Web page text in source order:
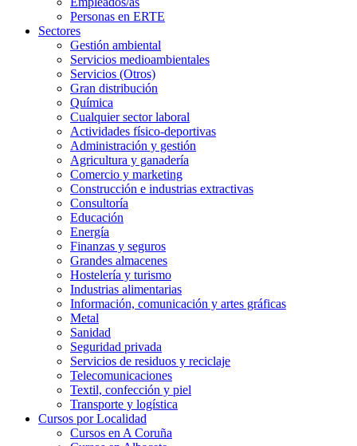
Personas en ERTE
Sectores
Gestión ambiental
Servicios medioambientales
Servicios (Otros)
Gran distribución
Química
Cualquier sector laboral
Actividades físico-deportivas
Administración y gestión
Agricultura y ganadería
Comercio y marketing
Construcción e industrias extractivas
Consultoría
Educación
Energía
Finanzas y seguros
Grandes almacenes
Hostelería y turismo
Industrias alimentarias
Información, comunicación y artes gráficas
Metal
Sanidad
Seguridad privada
Servicios de residuos y reciclaje
Telecomunicaciones
Textil, confección y piel
Transporte y logística
Cursos por Localidad
Cursos en A Coruña